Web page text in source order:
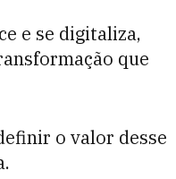
e se digitaliza,
que
o valor desse